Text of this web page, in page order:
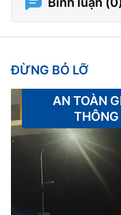
ĐỪNG BỎ LỠ
AN TOÀN
THÔNG